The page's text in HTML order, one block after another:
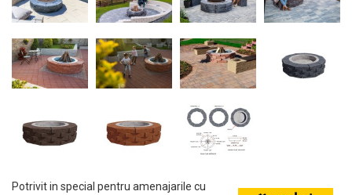
Potrivit in special pentru amenajarile cu